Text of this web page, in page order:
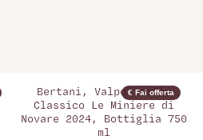
€ Fai offerta
Bertani, Valpolicella
Classico Le Miniere di
Novare 2024, Bottiglia 750
ml